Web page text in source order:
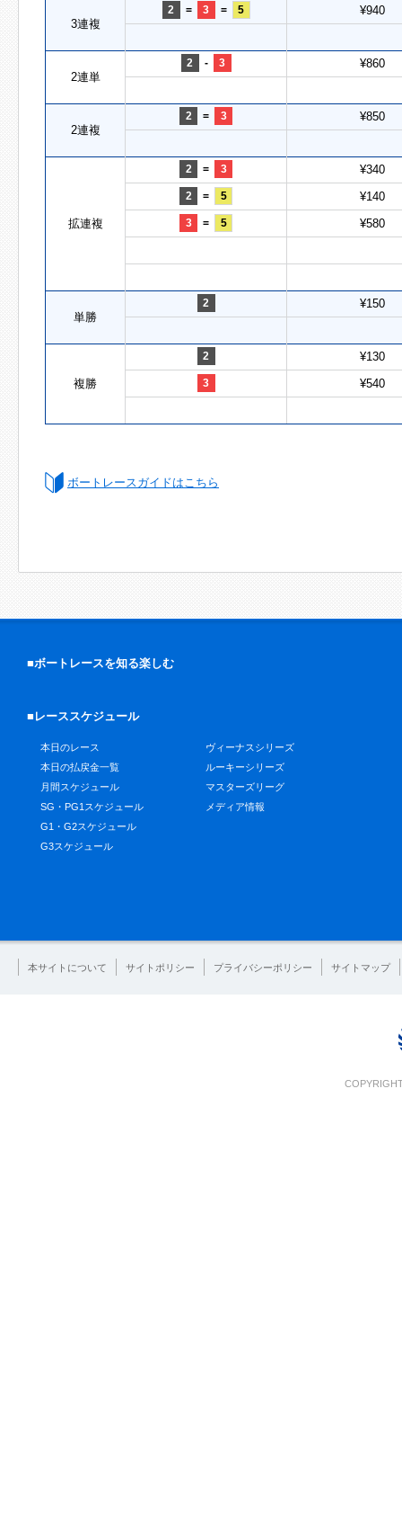
3連複
2 = 3 = 5 ¥940
2連単
2 - 3 ¥860
2連複
2 = 3 ¥850
拡連複
2 = 3 ¥340
2 = 5 ¥140
3 = 5 ¥580
単勝
2 ¥150
複勝
2 ¥130
3 ¥540
ボートレースガイドはこちら
■ボートレースを知る楽しむ
■レーススケジュール
本日のレース
本日の払戻金一覧
月間スケジュール
SG・PG1スケジュール
G1・G2スケジュール
G3スケジュール
ヴィーナスシリーズ
ルーキーシリーズ
マスターズリーグ
メディア情報
本サイトについて サイトポリシー プライバシーポリシー サイトマップ